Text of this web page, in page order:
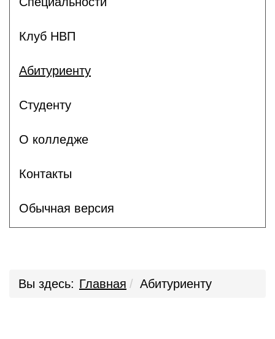
Клуб НВП
Абитуриенту
Студенту
О колледже
Контакты
Обычная версия
Вы здесь: Главная Абитуриенту